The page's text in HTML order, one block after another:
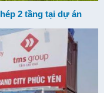
2 tầng tại dự án